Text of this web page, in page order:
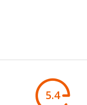
5.4